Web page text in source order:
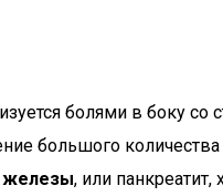
болями в боку
большого
железы, или